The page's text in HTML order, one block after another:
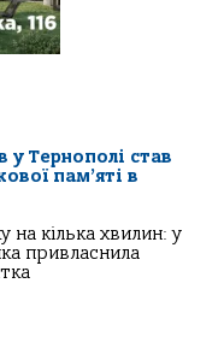
у Тернополі став
пам’яті в
на кілька хвилин: у
привласнила